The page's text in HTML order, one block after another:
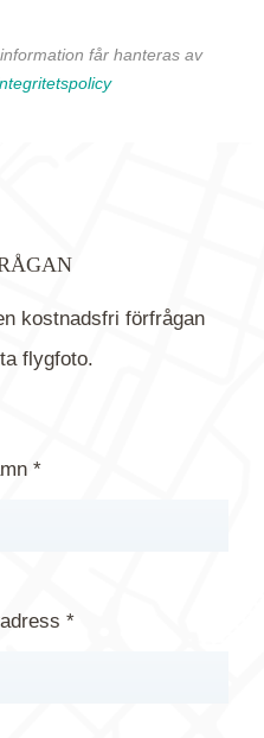
får hanteras av
kostnadsfri förfrågan
flygfoto.
*
*